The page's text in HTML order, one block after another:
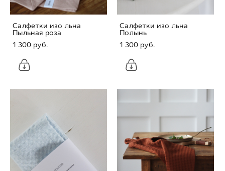
Салфетки изо льна
Пыльная роза
1 300 pуб.
Салфетки изо льна
Полынь
1 300 pуб.